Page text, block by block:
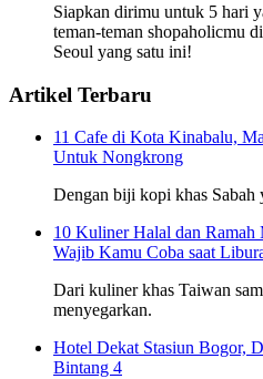
Siapkan dirimu untuk 5 hari
teman-teman shopaholicmu
Seoul yang satu ini!
Artikel Terbaru
11 Cafe di Kota Kinabalu,
Untuk Nongkrong
Dengan biji kopi khas Sabah
10 Kuliner Halal dan
Wajib Kamu Coba saat
Dari kuliner khas Taiwan
menyegarkan.
Hotel Dekat Stasiun Bogor,
Bintang 4